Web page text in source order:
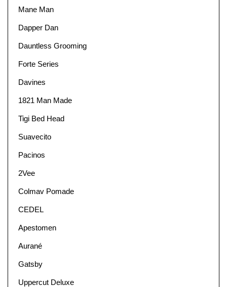
Mane Man
Dapper Dan
Dauntless Grooming
Forte Series
Davines
1821 Man Made
Tigi Bed Head
Suavecito
Pacinos
2Vee
Colmav Pomade
CEDEL
Apestomen
Aurané
Gatsby
Uppercut Deluxe